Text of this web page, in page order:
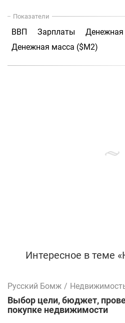
Показатели
ВВП Зарплаты
Денежная масса ($М2)
Интересное в теме
Русский Бомж /
Выбор цели, бюджет,
покупке недвижимости